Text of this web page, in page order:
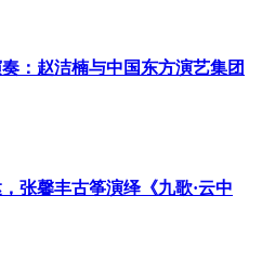
：赵洁楠与中国东方演艺集团
张馨丰古筝演绎《九歌·云中